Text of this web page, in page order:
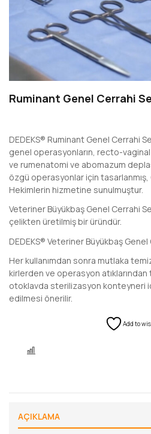
Ruminant Genel Cerrahi
DEDEKS® Ruminant Genel Cerrahi
genel operasyonların, recto-
ve rumenatomi ve abomazum
özgü operasyonlar için
Hekimlerin hizmetine sunulmuştur.
Veteriner Büyükbaş Genel Cerrahi
çelikten üretilmiş bir üründür.
DEDEKS® Veteriner Büyükbaş
Her kullanımdan sonra mutlaka
kirlerden ve operasyon
otoklavda sterilizasyon konteyneri
edilmesi önerilir.
Add to
AÇIKLAMA